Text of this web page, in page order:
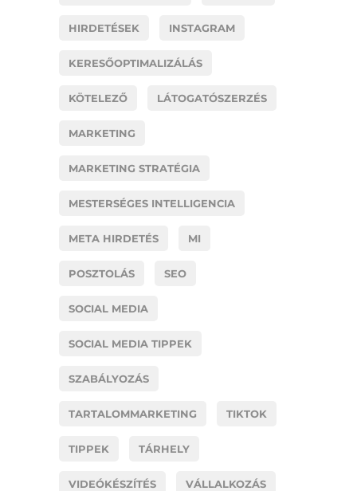
HIRDETÉSEK INSTAGRAM
KERESŐOPTIMALIZÁLÁS
KÖTELEZŐ LÁTOGATÓSZERZÉS
MARKETING
MARKETING STRATÉGIA
MESTERSÉGES INTELLIGENCIA
META HIRDETÉS MI
POSZTOLÁS SEO
SOCIAL MEDIA
SOCIAL MEDIA TIPPEK
SZABÁLYOZÁS
TARTALOMMARKETING TIKTOK
TIPPEK TÁRHELY
VIDEÓKÉSZÍTÉS VÁLLALKOZÁS